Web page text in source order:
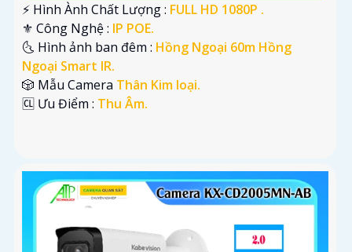
️⚡ Hình Ành Chất Lượng : FULL HD 1080P .
⚜️ Công Nghệ : IP POE.
🌜 Hình ảnh ban đêm : Hồng Ngoại 60m Hồng
Ngoại Smart IR.
🎲 Mẫu Camera Thân Kim loại.
️🆑 Ưu Điểm : Thu Âm.